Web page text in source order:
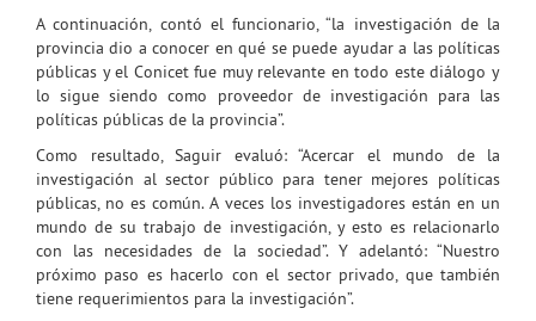
A continuación, contó el funcionario, “la investigación de la
provincia dio a conocer en qué se puede ayudar a las políticas
públicas y el Conicet fue muy relevante en todo este diálogo y
lo sigue siendo como proveedor de investigación para las
políticas públicas de la provincia”.
Como resultado, Saguir evaluó: “Acercar el mundo de la
investigación al sector público para tener mejores políticas
públicas, no es común. A veces los investigadores están en un
mundo de su trabajo de investigación, y esto es relacionarlo
con las necesidades de la sociedad”. Y adelantó: “Nuestro
próximo paso es hacerlo con el sector privado, que también
tiene requerimientos para la investigación”.